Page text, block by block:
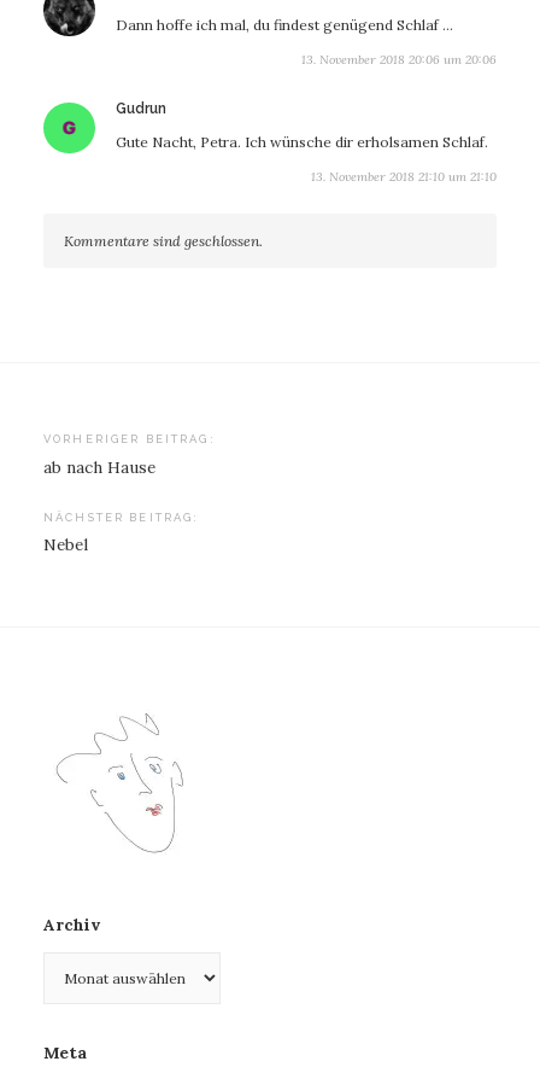
Dann hoffe ich mal, du findest genügend Schlaf …
13. November 2018 20:06 um 20:06
Gudrun
Gute Nacht, Petra. Ich wünsche dir erholsamen Schlaf.
13. November 2018 21:10 um 21:10
Kommentare sind geschlossen.
Beitragsnavigation
VORHERIGER BEITRAG:
ab nach Hause
NÄCHSTER BEITRAG:
Nebel
Archiv
Meta